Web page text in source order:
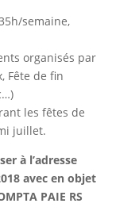
semaine,
organisés par
Fête de fin
les fêtes de
juillet.
à l’adresse
avec en objet
PAIE RS